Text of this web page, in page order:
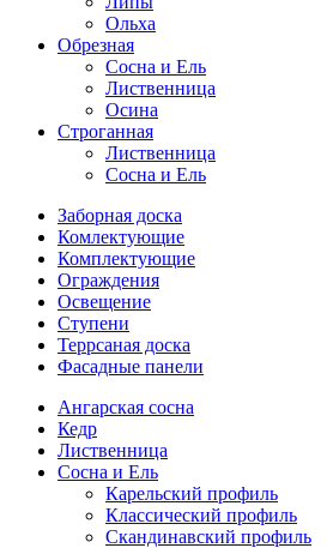
Ольха
Обрезная
Cосна и Ель
Лиственница
Осина
Строганная
Лиственница
Сосна и Ель
Заборная доска
Комлектующие
Комплектующие
Ограждения
Освещение
Ступени
Террсаная доска
Фасадные панели
Ангарская сосна
Кедр
Лиственница
Сосна и Ель
Карельский профиль
Классический профиль
Скандинавский профиль